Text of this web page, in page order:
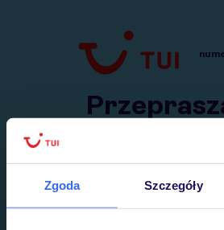
Zgoda Szczegóły
Przejdź do TUI.pl
Wysłaliśmy nasz serwis na